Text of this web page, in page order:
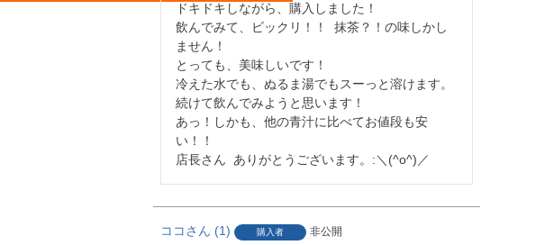
ドキドキしながら、購入しました！
飲んでみて、ビックリ！！  抹茶？！の味しかし
ません！
とっても、美味しいです！
冷えた水でも、ぬるま湯でもスーっと溶けます。
続けて飲んでみようと思います！
あっ！しかも、他の青汁に比べてお値段も安
い！！
店長さん  ありがとうございます。:＼(^o^)／
ココ 1 購入者
非公開